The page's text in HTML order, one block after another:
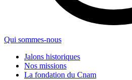
Qui sommes-nous
Jalons historiques
Nos missions
La fondation du Cnam